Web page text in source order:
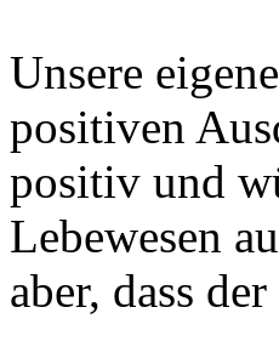
Unsere
positiven
positiv und
Lebewesen
aber, dass